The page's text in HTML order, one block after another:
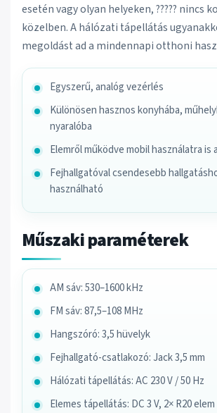
esetén vagy olyan helyeken, ????? nincs
közelben. A hálózati tápellátás
megoldást ad a mindennapi otthoni
Egyszerű, analóg vezérlés
Különösen hasznos konyhába,
nyaralóba
Elemről működve mobil használatra is
Fejhallgatóval csendesebb
használható
Műszaki paraméterek
AM sáv: 530–1600 kHz
FM sáv: 87,5–108 MHz
Hangszóró: 3,5 hüvelyk
Fejhallgató-csatlakozó: Jack 3,5 mm
Hálózati tápellátás: AC 230 V / 50 Hz
Elemes tápellátás: DC 3 V, 2× R20 elem